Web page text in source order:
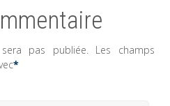
pas publiée. Les champs
*